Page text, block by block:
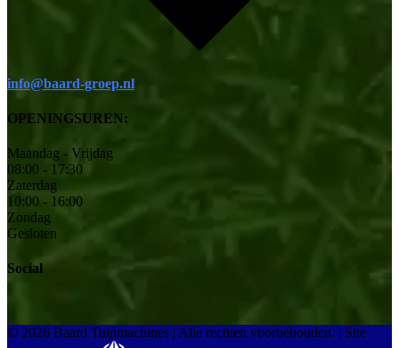
info@baard-groep.nl
OPENINGSUREN:
Maandag - Vrijdag
08:00 - 17:30
Zaterdag
10:00 - 16:00
Zondag
Gesloten
Social
© 2026 Baard Tuinmachines | Alle rechten voorbehouden. | Site